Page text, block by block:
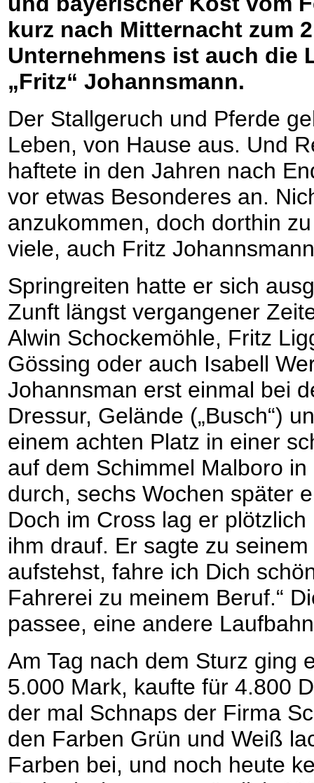
kurz nach Mitternacht zum
Unternehmens ist auch die
„Fritz“ Johannsmann.
Der Stallgeruch und Pferde
Leben, von Hause aus. Und
haftete in den Jahren nach
vor etwas Besonderes an.
anzukommen, doch dorthin
viele, auch Fritz
Springreiten hatte er sich
Zunft längst vergangener
Alwin Schockemöhle, Fritz
Gössing oder auch Isabell
Johannsman erst einmal bei
Dressur, Gelände („Busch“)
einem achten Platz in einer
auf dem Schimmel Malboro
durch, sechs Wochen später
Doch im Cross lag er
ihm drauf. Er sagte zu
aufstehst, fahre ich Dich
Fahrerei zu meinem Beruf.“
passee, eine andere
Am Tag nach dem Sturz ging
5.000 Mark, kaufte für 4.800
der mal Schnaps der Firma
den Farben Grün und Weiß
Farben bei, und noch heute